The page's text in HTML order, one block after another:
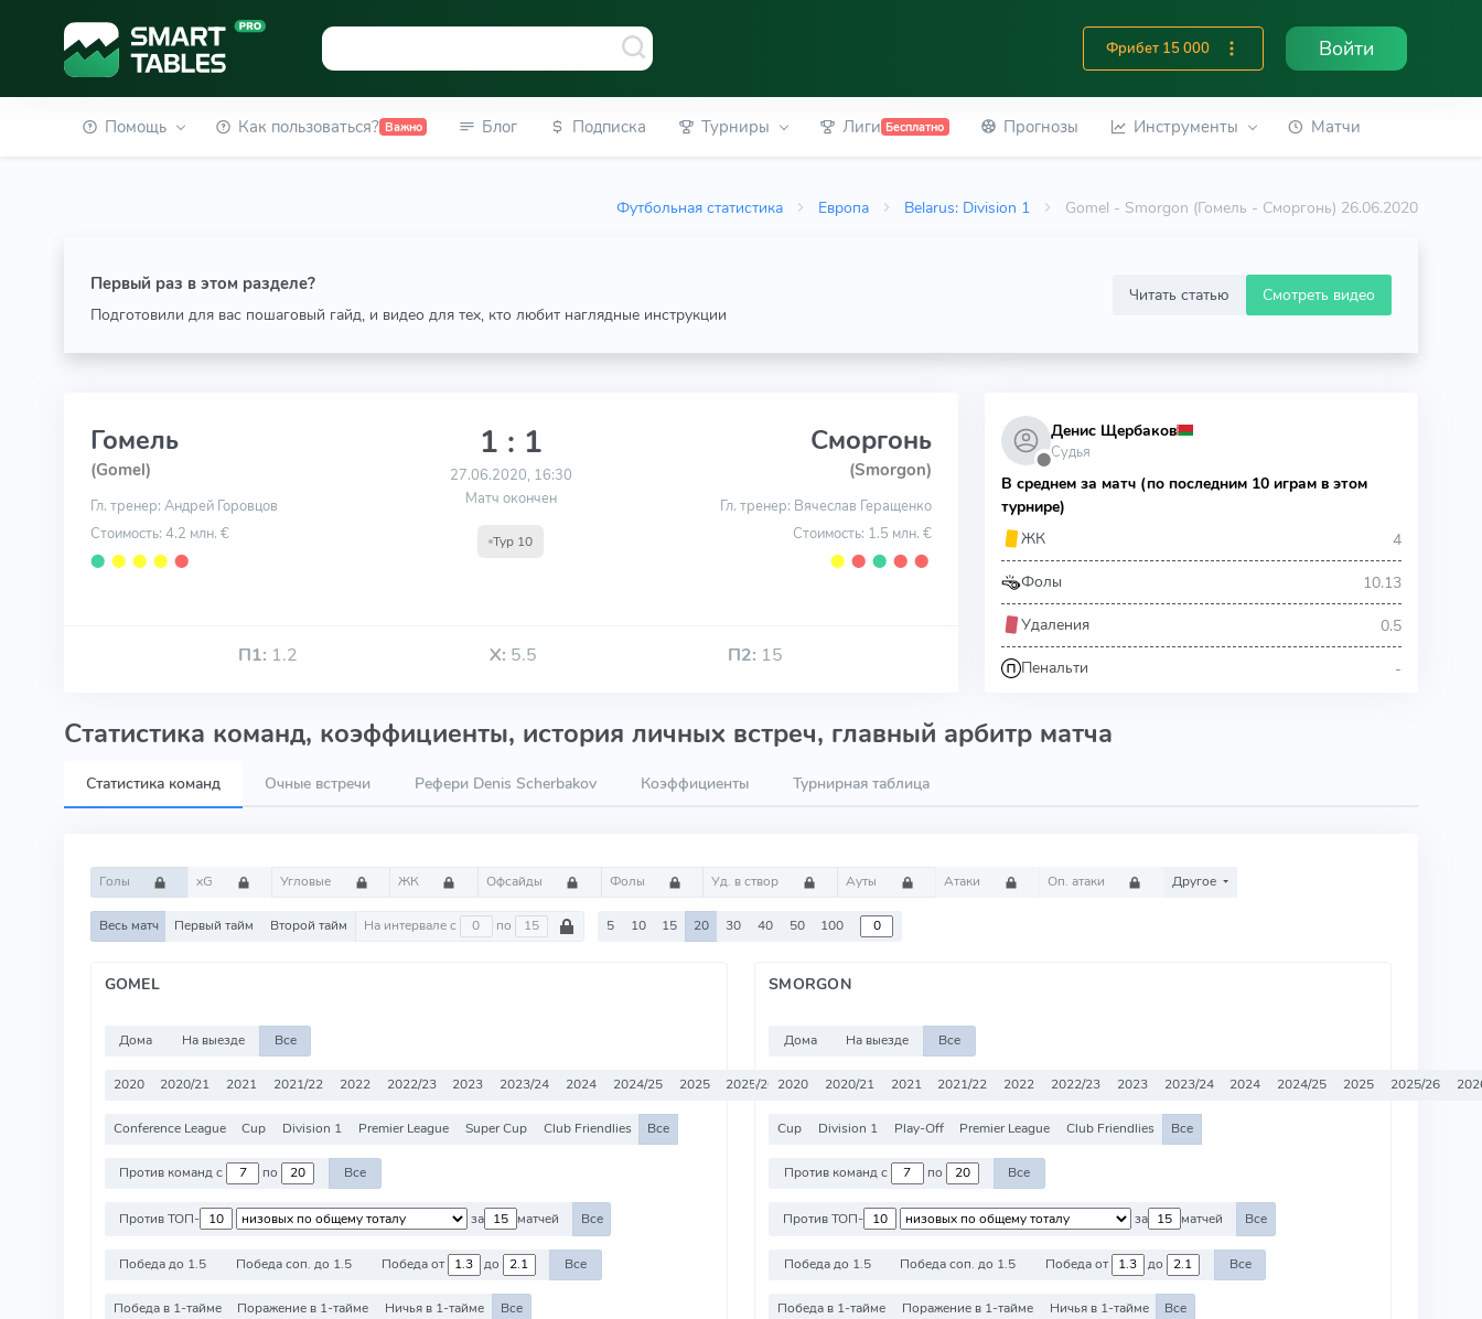
Фрибет 15 000 Войти
Помощь Как пользоваться? Важно Блог Подписка Турниры Лиги Бесплатно Прогнозы Инструменты Матчи
Футбольная статистика Европа Belarus: Division 1 Gomel - Smorgon (Гомель - Сморгонь) 26.06.2020
Первый раз в этом разделе?
Подготовили для вас пошаговый гайд, и видео для тех, кто любит наглядные инструкции
Читать статью Смотреть видео
Гомель
(Gomel)
Гл. тренер: Андрей Горовцов
Стоимость: 4.2 млн. €
⬤ ⬤ ⬤ ⬤ ⬤
1 : 1
27.06.2020, 16:30
Матч окончен
Тур 10
Сморгонь
(Smorgon)
Гл. тренер: Вячеслав Геращенко
Стоимость: 1.5 млн. €
⬤ ⬤ ⬤ ⬤ ⬤
П1: 1.2 Х: 5.5 П2: 15
⬤
Денис Щербаков
Судья
В среднем за матч (по последним 10 играм в этом
турнире)
ЖК
4
Фолы 10.13
Удаления 0.5
Пенальти -
Статистика команд, коэффициенты, история личных встреч, главный арбитр матча
Статистика команд Очные встречи Рефери Denis Scherbakov Коэффициенты Турнирная таблица
Голы xG Угловые ЖК Офсайды Фолы Уд. в створ Ауты Атаки Оп. атаки Другое
Весь матч Первый тайм Второй тайм На интервале с по 5 10 15 20 30 40 50 100
GOMEL
Дома На выезде Все
2020 2020/21 2021 2021/22 2022 2022/23 2023 2023/24 2024 2024/25 2025 2025/26 2026 2026/27 Все
Conference League Cup Division 1 Premier League Super Cup Club Friendlies Все
Против команд с по Все
Против ТОП- за матчей Все
Победа до 1.5 Победа соп. до 1.5 Победа от до Все
Победа в 1-тайме Поражение в 1-тайме Ничья в 1-тайме Все
SMORGON
Дома На выезде Все
2020 2020/21 2021 2021/22 2022 2022/23 2023 2023/24 2024 2024/25 2025 2025/26
Cup Division 1 Play-Off Premier League Club Friendlies Все
Против команд с по Все
Против ТОП- за матчей Все
Победа до 1.5 Победа соп. до 1.5 Победа от до Все
Победа в 1-тайме Поражение в 1-тайме Ничья в 1-тайме Все